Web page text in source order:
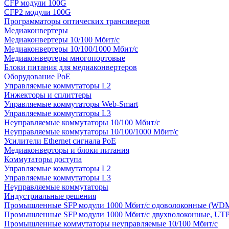
CFP модули 100G
CFP2 модули 100G
Программаторы оптических трансиверов
Медиаконвертеры
Медиаконвертеры 10/100 Мбит/с
Медиаконвертеры 10/100/1000 Мбит/c
Медиаконвертеры многопортовые
Блоки питания для медиаконвертеров
Оборудование PoE
Управляемые коммутаторы L2
Инжекторы и сплиттеры
Управляемые коммутаторы Web-Smart
Управляемые коммутаторы L3
Неуправляемые коммутаторы 10/100 Мбит/с
Неуправляемые коммутаторы 10/100/1000 Мбит/с
Усилители Ethernet сигнала PoE
Медиаконверторы и блоки питания
Коммутаторы доступа
Управляемые коммутаторы L2
Управляемые коммутаторы L3
Неуправляемые коммутаторы
Индустриальные решения
Промышленные SFP модули 1000 Мбит/c одоволоконные
Промышленные SFP модули 1000 Мбит/c двухволоконные,
Промышленные коммутаторы неуправляемые 10/100 Мбит/с